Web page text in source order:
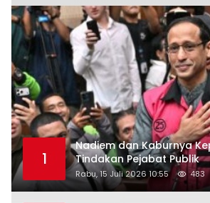
1
Nadiem dan Kaburnya
Tindakan Pejabat Publik
Rabu, 15 Juli 2026 10:55 483